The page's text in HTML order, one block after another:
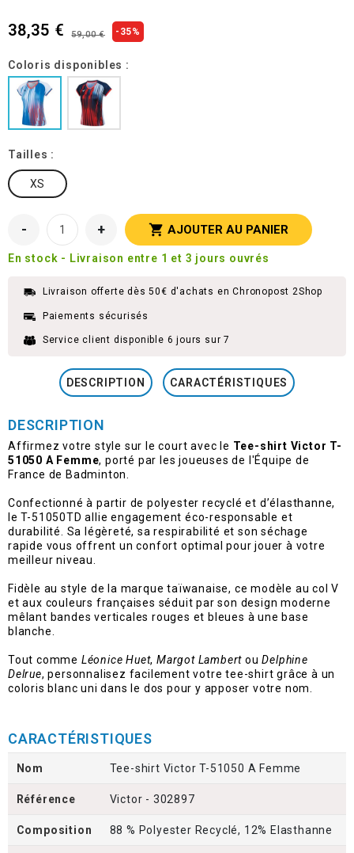
38,35 € 59,00 € -35%
Coloris disponibles :
Tailles :
XS
- +  AJOUTER AU PANIER
En stock - Livraison entre 1 et 3 jours ouvrés
Livraison offerte dès 50€ d'achats en Chronopost 2Shop
Paiements sécurisés
Service client disponible 6 jours sur 7
DESCRIPTION CARACTÉRISTIQUES
DESCRIPTION
Affirmez votre style sur le court avec le Tee-shirt Victor T-
51050 A Femme, porté par les joueuses de l'Équipe de
France de Badminton.
Confectionné à partir de polyester recyclé et d’élasthanne,
le T-51050TD allie engagement éco-responsable et
durabilité. Sa légèreté, sa respirabilité et son séchage
rapide vous offrent un confort optimal pour jouer à votre
meilleur niveau.
Fidèle au style de la marque taïwanaise, ce modèle au col V
et aux couleurs françaises séduit par son design moderne
mêlant bandes verticales rouges et bleues à une base
blanche.
Tout comme Léonice Huet,Margot Lambert ouDelphine
Delrue, personnalisez facilement votre tee-shirt grâce à un
coloris blanc uni dans le dos pour y apposer votre nom.
CARACTÉRISTIQUES
Nom Tee-shirt Victor T-51050 A Femme
Référence Victor - 302897
Composition 88 % Polyester Recyclé, 12% Elasthanne